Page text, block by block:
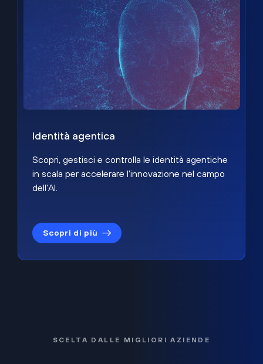
Identità agentica
Scopri, gestisci e controlla le identità agentiche
in scala per accelerare l'innovazione nel campo
dell'AI.
Scopri di più
SCELTA DALLE MIGLIORI AZIENDE